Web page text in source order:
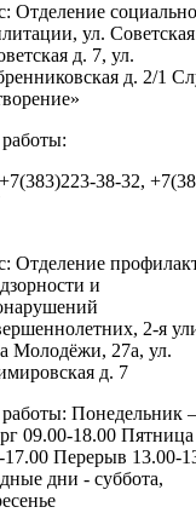
Отделение
ул.
д. 7, ул.
д. 2/1
38-32,
Отделение
и
2-я
Молодёжи, 27а, ул.
д. 7
Понедельник –
09.00-18.00 Пятница
17.00 Перерыв 13.00-
дни - суббота,